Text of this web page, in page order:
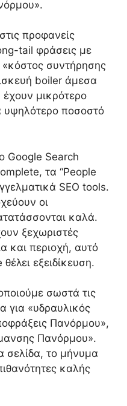
προφανείς
tail φράσεις με
συντήρησης
boiler άμεσα
μικρότερο
ποσοστό
Google Search
τα “People
SEO tools.
οι
καλά.
ξεχωριστές
και περιοχή, αυτό
θέλει εξειδίκευση.
σωστά τις
για «υδραυλικός
Πανόρμου»,
Πανόρμου».
σελίδα, το μήνυμα
καλής